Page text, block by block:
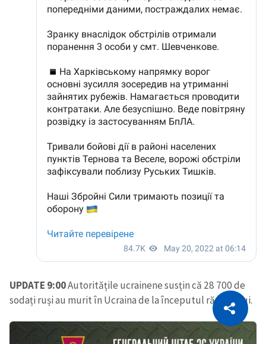
Copiază Link
UPDATE 9:00Autoritățile ucrainene susțin că 28 700 de
sodați ruși au murit în Ucraina de la începutul războiului.
CITEȘTE